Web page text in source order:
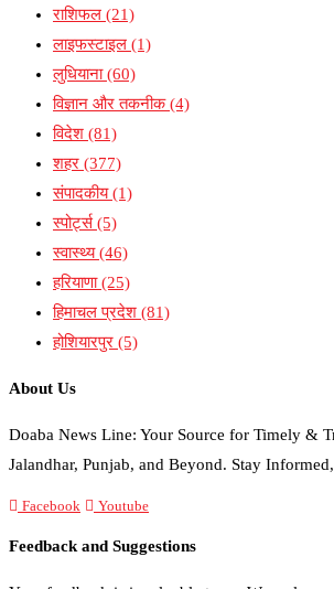
राशिफल (21)
लाइफस्टाइल (1)
लुधियाना(60)
विज्ञान और तकनीक(4)
विदेश (81)
शहर (377)
संपादकीय(1)
स्पोर्ट्स(5)
स्वास्थ्य(46)
हरियाणा(25)
हिमाचल प्रदेश (81)
होशियारपुर (5)
About Us
Doaba News Line: Your Source for Timely &
Jalandhar, Punjab, and Beyond. Stay
Facebook Youtube
Feedback and Suggestions